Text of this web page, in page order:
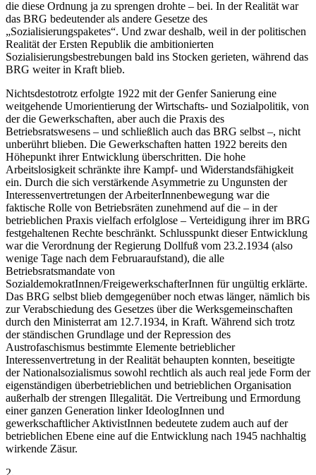
die diese Ordnung ja zu sprengen drohte – bei. In der Realität war
das BRG bedeutender als andere Gesetze des
„Sozialisierungspaketes“. Und zwar deshalb, weil in der politischen
Realität der Ersten Republik die ambitionierten
Sozialisierungsbestrebungen bald ins Stocken gerieten, während das
BRG weiter in Kraft blieb.
Nichtsdestotrotz erfolgte 1922 mit der Genfer Sanierung eine
weitgehende Umorientierung der Wirtschafts- und Sozialpolitik, von
der die Gewerkschaften, aber auch die Praxis des
Betriebsratswesens – und schließlich auch das BRG selbst –, nicht
unberührt blieben. Die Gewerkschaften hatten 1922 bereits den
Höhepunkt ihrer Entwicklung überschritten. Die hohe
Arbeitslosigkeit schränkte ihre Kampf- und Widerstandsfähigkeit
ein. Durch die sich verstärkende Asymmetrie zu Ungunsten der
Interessenvertretungen der ArbeiterInnenbewegung war die
faktische Rolle von Betriebsräten zunehmend auf die – in der
betrieblichen Praxis vielfach erfolglose – Verteidigung ihrer im BRG
festgehaltenen Rechte beschränkt. Schlusspunkt dieser Entwicklung
war die Verordnung der Regierung Dollfuß vom 23.2.1934 (also
wenige Tage nach dem Februaraufstand), die alle
Betriebsratsmandate von
SozialdemokratInnen/FreigewerkschafterInnen für ungültig erklärte.
Das BRG selbst blieb demgegenüber noch etwas länger, nämlich bis
zur Verabschiedung des Gesetzes über die Werksgemeinschaften
durch den Ministerrat am 12.7.1934, in Kraft. Während sich trotz
der ständischen Grundlage und der Repression des
Austrofaschismus bestimmte Elemente betrieblicher
Interessenvertretung in der Realität behaupten konnten, beseitigte
der Nationalsozialismus sowohl rechtlich als auch real jede Form der
eigenständigen überbetrieblichen und betrieblichen Organisation
außerhalb der strengen Illegalität. Die Vertreibung und Ermordung
einer ganzen Generation linker IdeologInnen und
gewerkschaftlicher AktivistInnen bedeutete zudem auch auf der
betrieblichen Ebene eine auf die Entwicklung nach 1945 nachhaltig
wirkende Zäsur.
2.